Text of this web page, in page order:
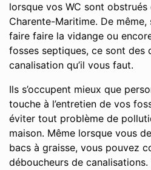
lorsque vos WC sont
Charente-Maritime. De
faire faire la vidange ou
fosses septiques, ce sont des
canalisation qu’il vous faut.
Ils s’occupent mieux que
touche à l’entretien de vos
éviter tout problème de
maison. Même lorsque vous
bacs à graisse, vous pouvez
déboucheurs de